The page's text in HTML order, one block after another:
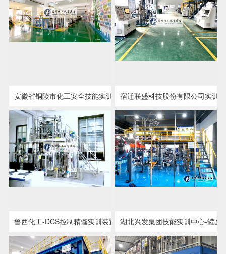
点击详情
安徽省铜陵市化工安全技能实训基地 点击详情
宿迁联盛科技股份有限公司实训
点击详情
鲁西化工-DCS控制精馏实训装置 点击详情
湖北兴发集团技能实训中心-罐区